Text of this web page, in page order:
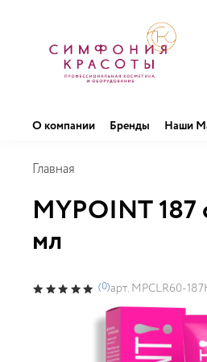
О компании Бренды Наши
Главная
MYPOINT
мл
(0)арт.MPCLR60-187